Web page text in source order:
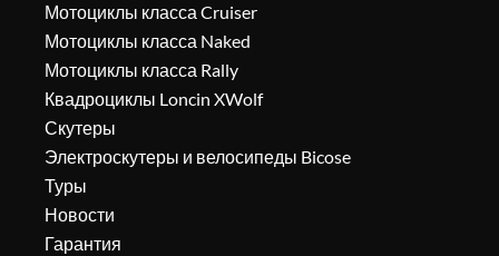
Мотоциклы класса Cruiser
Мотоциклы класса Naked
Мотоциклы класса Rally
Квадроциклы Loncin XWolf
Скутеры
Электроскутеры и велосипеды Bicose
Туры
Новости
Гарантия